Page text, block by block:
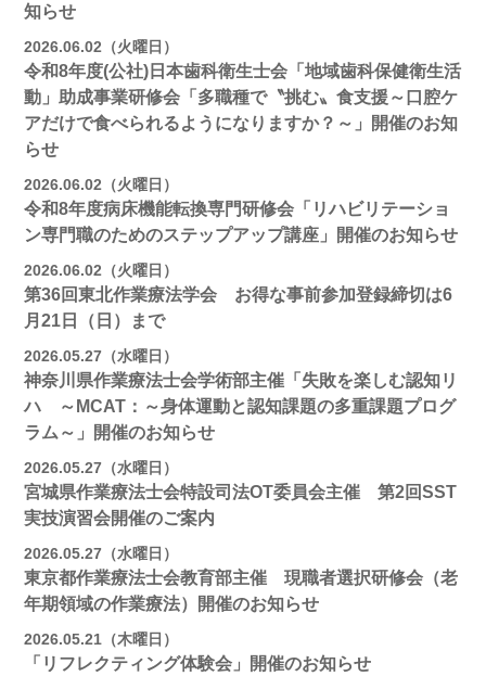
知らせ
2026.06.02（火曜日）
令和8年度(公社)日本歯科衛生士会「地域歯科保健衛生活
動」助成事業研修会「多職種で〝挑む〟食支援～口腔ケ
アだけで食べられるようになりますか？～」開催のお知
らせ
2026.06.02（火曜日）
令和8年度病床機能転換専門研修会「リハビリテーショ
ン専門職のためのステップアップ講座」開催のお知らせ
2026.06.02（火曜日）
第36回東北作業療法学会 お得な事前参加登録締切は6
月21日（日）まで
2026.05.27（水曜日）
神奈川県作業療法士会学術部主催「失敗を楽しむ認知リ
ハ ～MCAT：～身体運動と認知課題の多重課題プログ
ラム～」開催のお知らせ
2026.05.27（水曜日）
宮城県作業療法士会特設司法OT委員会主催 第2回SST
実技演習会開催のご案内
2026.05.27（水曜日）
東京都作業療法士会教育部主催 現職者選択研修会（老
年期領域の作業療法）開催のお知らせ
2026.05.21（木曜日）
「リフレクティング体験会」開催のお知らせ